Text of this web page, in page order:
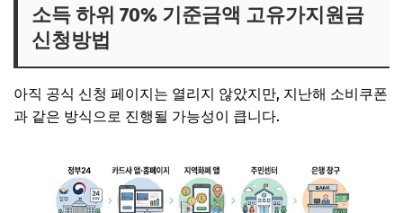
소득 하위 70% 기준금액 고유가지원금
신청방법
아직 공식 신청 페이지는 열리지 않았지만, 지난해 소비쿠폰
과 같은 방식으로 진행될 가능성이 큽니다.